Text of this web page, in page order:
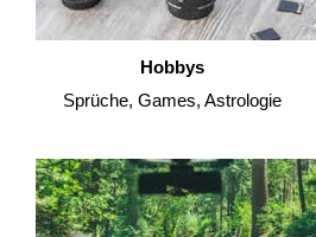
Hobbys
Sprüche, Games, Astrologie